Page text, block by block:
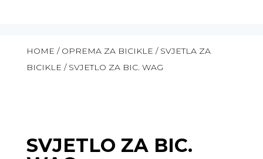
HOME / OPREMA ZA BICIKLE / SVJETLA ZA
BICIKLE / SVJETLO ZA BIC. WAG
SVJETLO ZA BIC.